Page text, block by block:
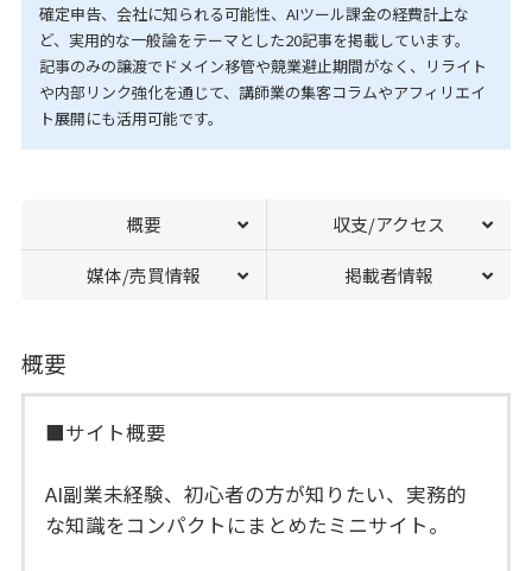
確定申告、会社に知られる可能性、AIツール課金の経費計上な
ど、実用的な一般論をテーマとした20記事を掲載しています。
記事のみの譲渡でドメイン移管や競業避止期間がなく、リライト
や内部リンク強化を通じて、講師業の集客コラムやアフィリエイ
ト展開にも活用可能です。
概要 収支/アクセス
媒体/売買情報 掲載者情報
概要
■サイト概要
AI副業未経験、初心者の方が知りたい、実務的
な知識をコンパクトにまとめたミニサイト。